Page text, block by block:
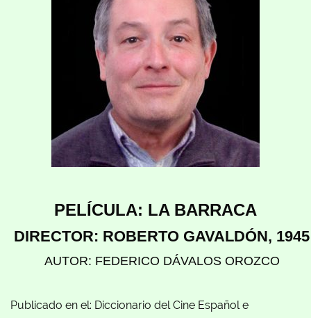
PELÍCULA: LA BARRACA
DIRECTOR: ROBERTO GAVALDÓN, 1945
AUTOR: FEDERICO DÁVALOS OROZCO
Publicado en el: Diccionario del Cine Español e